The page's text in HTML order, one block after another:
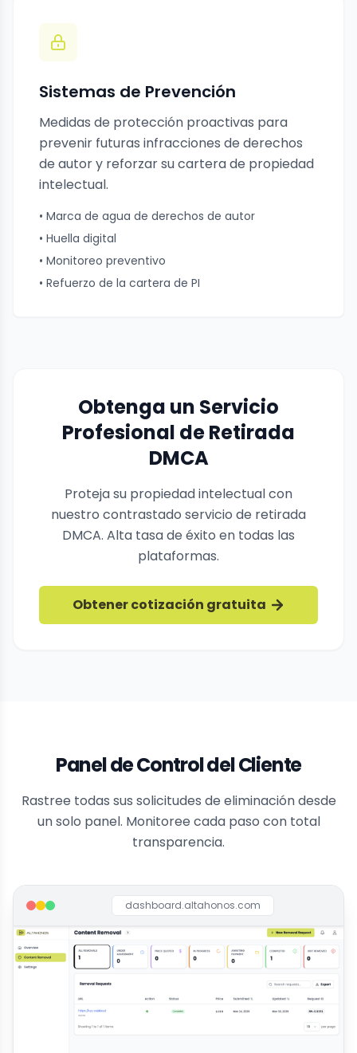
Sistemas de Prevención
Medidas de protección proactivas para
prevenir futuras infracciones de derechos
de autor y reforzar su cartera de propiedad
intelectual.
• Marca de agua de derechos de autor
• Huella digital
• Monitoreo preventivo
• Refuerzo de la cartera de PI
Obtenga un Servicio
Profesional de Retirada
DMCA
Proteja su propiedad intelectual con
nuestro contrastado servicio de retirada
DMCA. Alta tasa de éxito en todas las
plataformas.
Obtener cotización gratuita
Panel de Control del Cliente
Rastree todas sus solicitudes de eliminación desde
un solo panel. Monitoree cada paso con total
transparencia.
dashboard.altahonos.com